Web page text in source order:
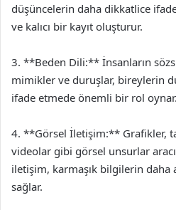
düşüncelerin daha dikkatlice
ve kalıcı bir kayıt oluşturur.
3. **Beden Dili:** İnsanların
mimikler ve duruşlar, bireylerin
ifade etmede önemli bir rol oynar.
4. **Görsel İletişim:** Grafikler,
videolar gibi görsel unsurlar
iletişim, karmaşık bilgilerin daha
sağlar.